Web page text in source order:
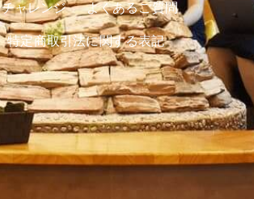
ャレンジ よくあるご質問
特定商取引法に関する表記